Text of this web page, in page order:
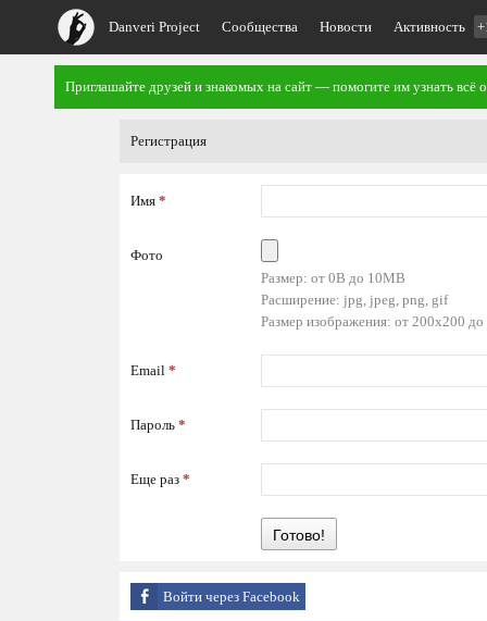
Danveri Project Сообщества Новости Активность
Приглашайте друзей и знакомых на сайт — помогите им узнать всё
Регистрация
Имя *
Фото
Размер: от 0B до 10MB
Расширение: jpg, jpeg, png, gif
Размер изображения: от 200x200
Email *
Пароль *
Еще раз *
Готово!
Войти через Facebook